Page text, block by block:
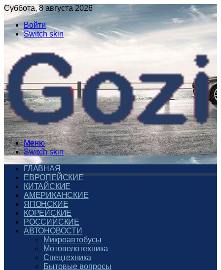
Суббота, 8 августа 2026
Войти
Switch skin
Меню
Switch skin
ГЛАВНАЯ
ЕВРОПЕЙСКИЕ
КИТАЙСКИЕ
АМЕРИКАНСКИЕ
ЯПОНСКИЕ
КОРЕЙСКИЕ
РОССИЙСКИЕ
АВТОНОВОСТИ
Микроавтобусы
Мотовелотехника
Спецтехника
Бытовые вопросы